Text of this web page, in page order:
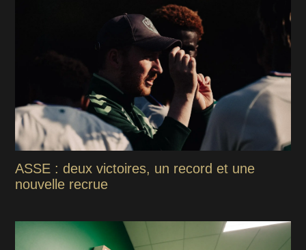
ASSE : deux victoires, un record et une
nouvelle recrue